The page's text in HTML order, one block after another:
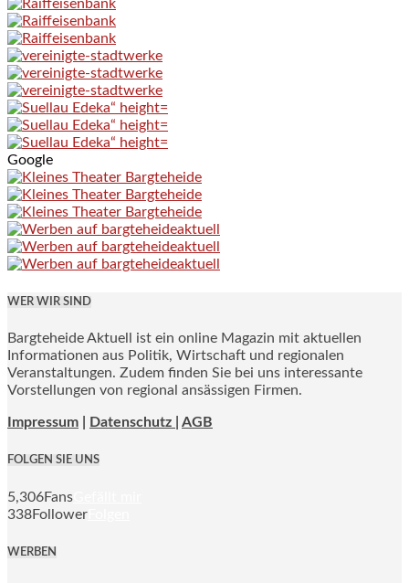
Google
WER WIR SIND
Bargteheide Aktuell ist ein online Magazin mit aktuellen
Informationen aus Politik, Wirtschaft und regionalen
Veranstaltungen. Zudem finden Sie bei uns interessante
Vorstellungen von regional ansässigen Firmen.
Impressum Datenschutz | AGB
FOLGEN SIE UNS
5,306Fans
338Follower
WERBEN